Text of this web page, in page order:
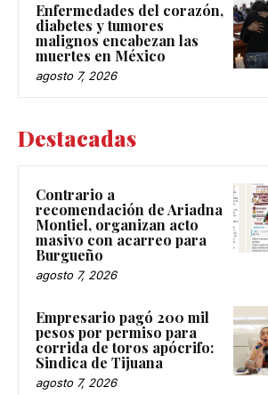
Enfermedades del corazón,
diabetes y tumores
malignos encabezan las
muertes en México
agosto 7, 2026
Destacadas
Contrario a
recomendación de Ariadna
Montiel, organizan acto
masivo con acarreo para
Burgueño
agosto 7, 2026
Empresario pagó 200 mil
pesos por permiso para
corrida de toros apócrifo:
Sindica de Tijuana
agosto 7, 2026